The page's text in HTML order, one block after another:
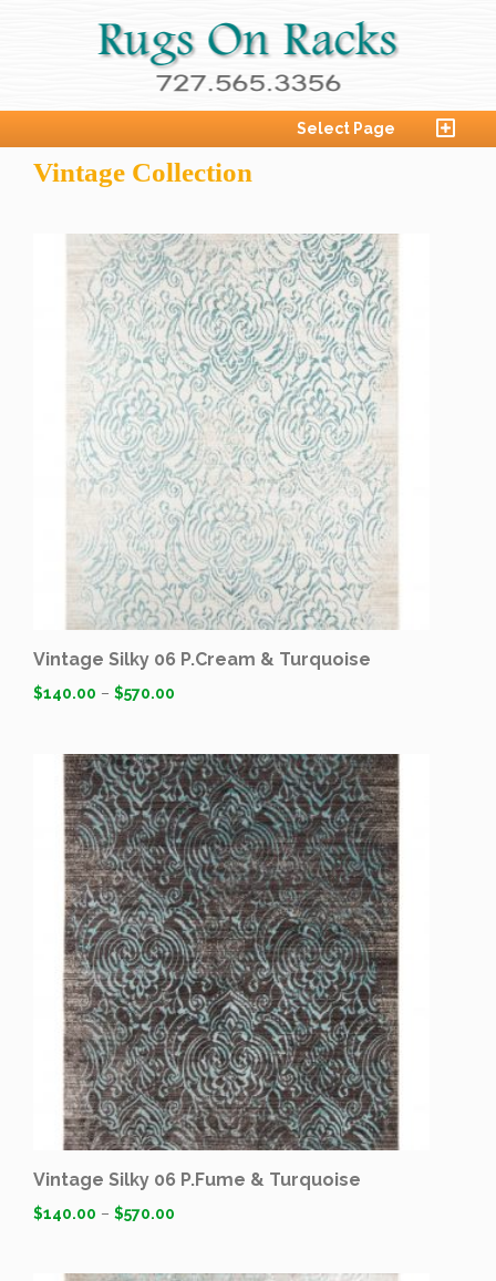
Select Page
Vintage Collection
Vintage Silky 06 P.Cream & Turquoise
$140.00 – $570.00
Vintage Silky 06 P.Fume & Turquoise
$140.00 – $570.00